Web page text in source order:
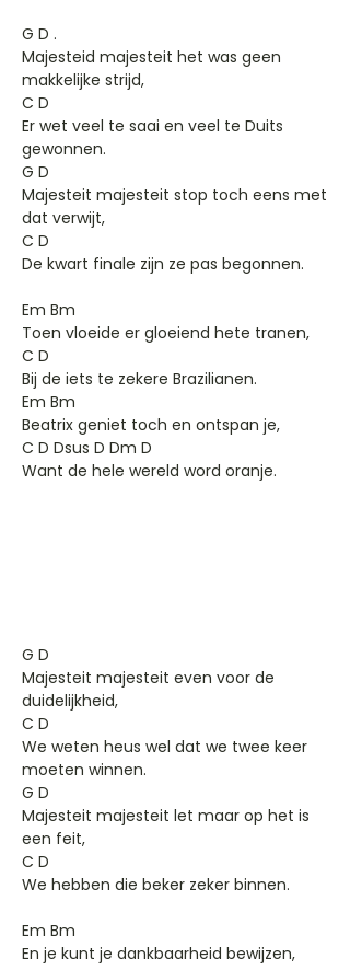
G D .
Majesteid majesteit het was geen
makkelijke strijd,
C D
Er wet veel te saai en veel te Duits
gewonnen.
G D
Majesteit majesteit stop toch eens met
dat verwijt,
C D
De kwart finale zijn ze pas begonnen.
Em Bm
Toen vloeide er gloeiend hete tranen,
C D
Bij de iets te zekere Brazilianen.
Em Bm
Beatrix geniet toch en ontspan je,
C D Dsus D Dm D
Want de hele wereld word oranje.
G D
Majesteit majesteit even voor de
duidelijkheid,
C D
We weten heus wel dat we twee keer
moeten winnen.
G D
Majesteit majesteit let maar op het is
een feit,
C D
We hebben die beker zeker binnen.
Em Bm
En je kunt je dankbaarheid bewijzen,